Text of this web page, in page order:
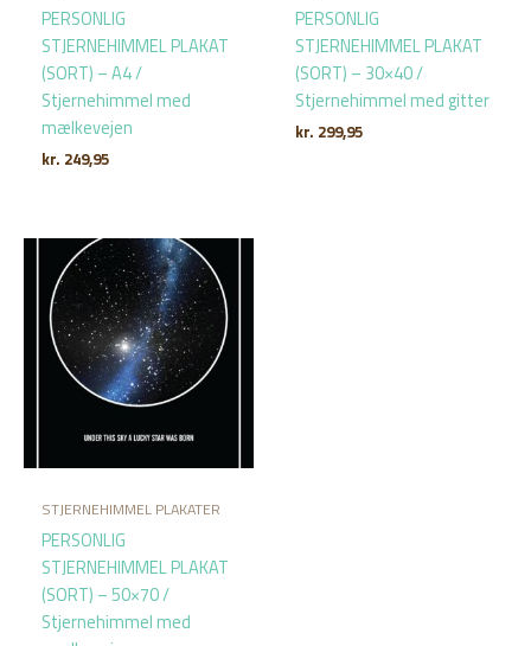
PERSONLIG
STJERNEHIMMEL PLAKAT
(SORT) – A4 /
Stjernehimmel med
mælkevejen
kr. 249,95
PERSONLIG
STJERNEHIMMEL PLAKAT
(SORT) – 30×40 /
Stjernehimmel med gitter
kr. 299,95
STJERNEHIMMEL PLAKATER
PERSONLIG
STJERNEHIMMEL PLAKAT
(SORT) – 50×70 /
Stjernehimmel med